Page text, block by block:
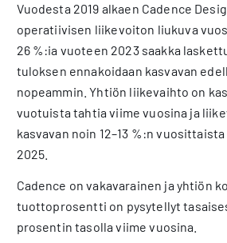
Vuodesta 2019 alkaen Cadence
operatiivisen liikevoiton liukuva
26 %:ia vuoteen 2023 saakka
tuloksen ennakoidaan kasvavan
nopeammin. Yhtiön liikevaihto on
vuotuista tahtia viime vuosina ja
kasvavan noin 12–13 %:n
2025.
Cadence on vakavarainen ja yhtiön
tuottoprosentti on pysytellyt
prosentin tasolla viime vuosina.